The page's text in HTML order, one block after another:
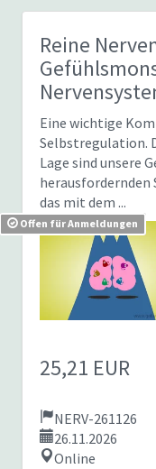
Reine
Eine wichtige
Selbstregulation.
Lage sind unsere
herausfordernden
das mit dem ...
Offen für Anmeldungen
25,21 EUR
NERV-261126
26.11.2026
Online